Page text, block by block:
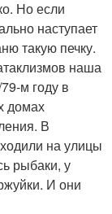
Но если
наступает
такую печку.
наша
м году в
домах
В
на улицы
рыбаки, у
И они